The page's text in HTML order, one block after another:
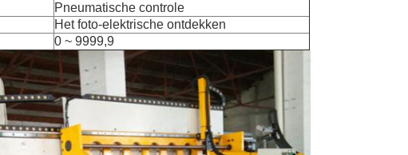
Pneumatische controle
Het foto-elektrische ontdekken
0 ~ 9999,9